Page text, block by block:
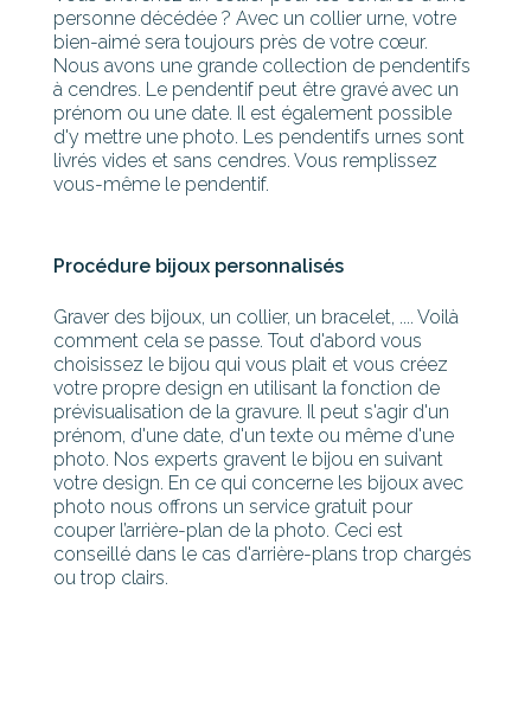
personne décédée ? Avec un collier urne, votre
bien-aimé sera toujours près de votre cœur.
Nous avons une grande collection de pendentifs
à cendres. Le pendentif peut être gravé avec un
prénom ou une date. Il est également possible
d'y mettre une photo. Les pendentifs urnes sont
livrés vides et sans cendres. Vous remplissez
vous-même le pendentif.
Procédure bijoux personnalisés
Graver des bijoux, un collier, un bracelet, .... Voilà
comment cela se passe. Tout d'abord vous
choisissez le bijou qui vous plait et vous créez
votre propre design en utilisant la fonction de
prévisualisation de la gravure. Il peut s'agir d'un
prénom, d'une date, d'un texte ou même d'une
photo. Nos experts gravent le bijou en suivant
votre design. En ce qui concerne les bijoux avec
photo nous offrons un service gratuit pour
couper l’arrière-plan de la photo. Ceci est
conseillé dans le cas d'arrière-plans trop chargés
ou trop clairs.